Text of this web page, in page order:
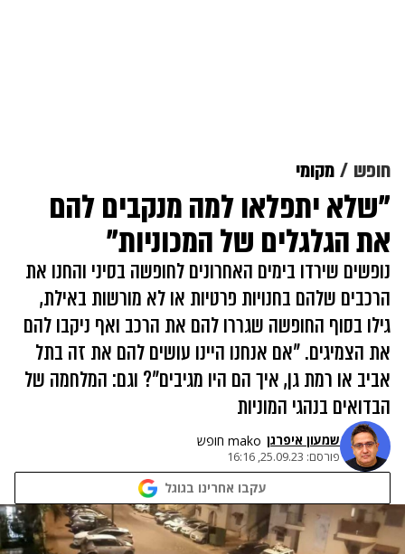
חופש מקומי
"שלא יתפלאו למה מנקבים להם
את הגלגלים של המכוניות"
נופשים שירדו בימים האחרונים לחופשה בסיני והחנו את
הרכבים שלהם בחנויות פרטיות או לא מורשות באילת,
גילו בסוף החופשה שגררו להם את הרכב ואף ניקבו להם
את הצמיגים. "אם אנחנו היינו עושים להם את זה בתל
אביב או רמת גן, איך הם היו מגיבים"? וגם: המלחמה של
הבדואים בנהגי המוניות
שמעון איפרגן​ mako חופש
פורסם: 25.09.23, 16:16
עקבו אחרינו בגוגל